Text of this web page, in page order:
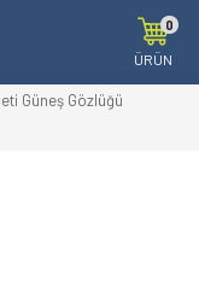
0
ÜRÜN
Güneş Gözlüğü